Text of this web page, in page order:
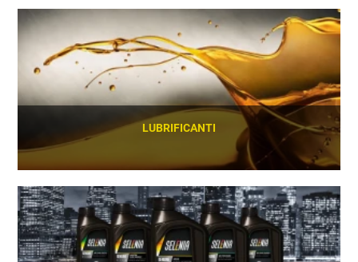
SCOPRI
LUBRIFICANTI
SCOPRI